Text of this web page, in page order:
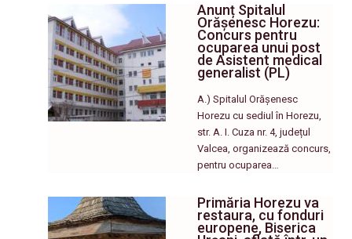
Anunț Spitalul
Orășenesc Horezu:
Concurs pentru
ocuparea unui post
de Asistent medical
generalist (PL)
A.) Spitalul Orășenesc
Horezu cu sediul în Horezu,
str. A. I. Cuza nr. 4, județul
Valcea, organizează concurs,
pentru ocuparea…
Primăria Horezu va
restaura, cu fonduri
europene, Biserica